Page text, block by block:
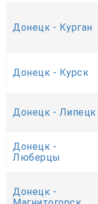
Донецк - Курган
Донецк - Курск
Донецк - Липецк
Донецк -
Люберцы
Донецк -